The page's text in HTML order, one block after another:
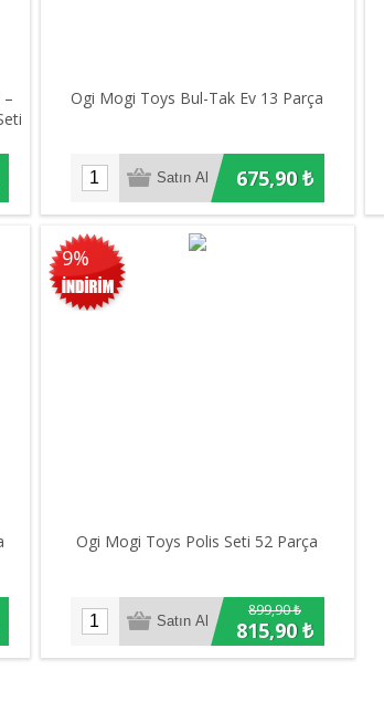
–
Ogi Mogi Toys Bul-Tak Ev 13 Parça
675,90 ₺
9%
Ogi Mogi Toys Polis Seti 52 Parça
899,90 ₺
815,90 ₺